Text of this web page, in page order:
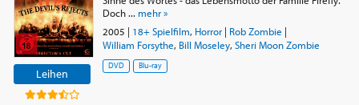
Leihen
Doch ... mehr »
2005 | 18+ Spielfilm, Horror| Rob Zombie |
William Forsythe, Bill Moseley, Sheri Moon Zombie
DVD Blu-ray